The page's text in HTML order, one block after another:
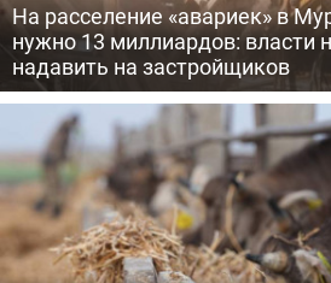
На расселение «авариек» в
нужно 13 миллиардов: власти
надавить на застройщиков